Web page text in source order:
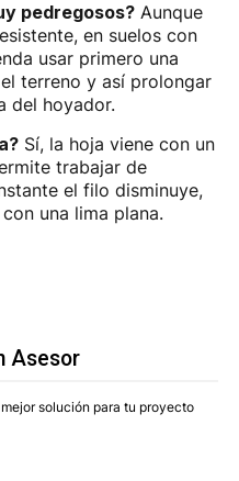
pedregosos?Aunque
en suelos con
usar primero una
terreno y así prolongar
del hoyador.
Sí, la hoja viene con un
trabajar de
el filo disminuye,
una lima plana.
Asesor
solución para tu proyecto